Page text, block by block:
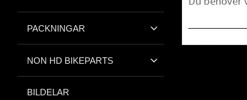
PACKNINGAR
NON HD BIKEPARTS
BILDELAR